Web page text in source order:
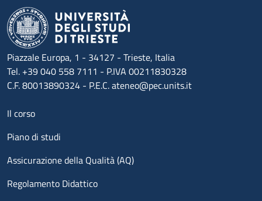
Piazzale Europa, 1 - 34127 - Trieste, Italia
Tel. +39 040 558 7111 - P.IVA 00211830328
C.F. 80013890324 - P.E.C. ateneo@pec.units.it
Menu footer 1
Il corso
Piano di studi
Assicurazione della Qualità (AQ)
Regolamento Didattico